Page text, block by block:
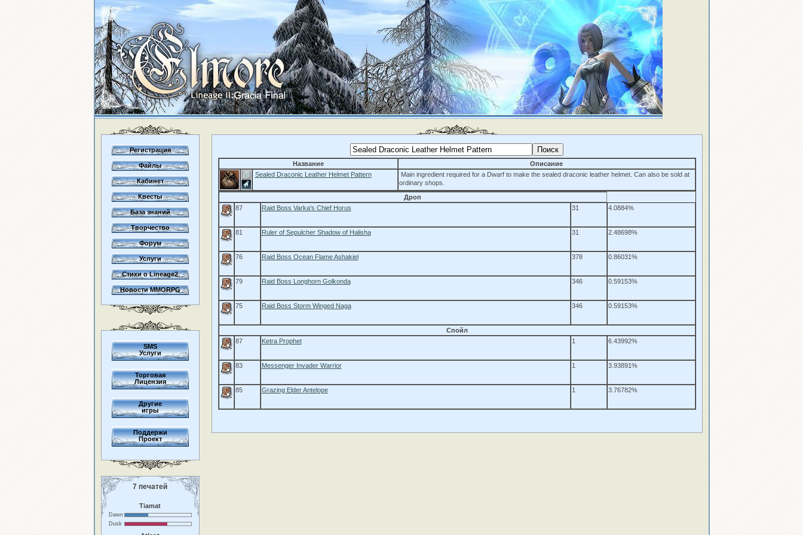
Регистрация
Файлы
Кабинет
Квесты
База знаний
Творчество
Форум
Услуги
Стихи о Lineage2
Новости MMORPG
SMS
Услуги
Торговая
Лицензия
Другие
игры
Поддержи
Проект
7 печатей
Tiamat
Dawn
Dusk
Название
Описание
Sealed Draconic Leather Helmet Pattern
Main ingredient required for a Dwarf to make the sealed draconic leather helmet. Can also be sold at
ordinary shops.
Дроп
87
Raid Boss Varka's Chief Horus 31 4.0884%
81 Ruler of Sepulcher Shadow of Halisha 31 2.48698%
76 Raid Boss Ocean Flame Ashakiel 378 0.86031%
79 Raid Boss Longhorn Golkonda 346 0.59153%
75 Raid Boss Storm Winged Naga 346 0.59153%
Спойл
87
Ketra Prophet 1 6.43992%
83 Messenger Invader Warrior 1 3.93891%
85 Grazing Elder Antelope 1 3.76782%